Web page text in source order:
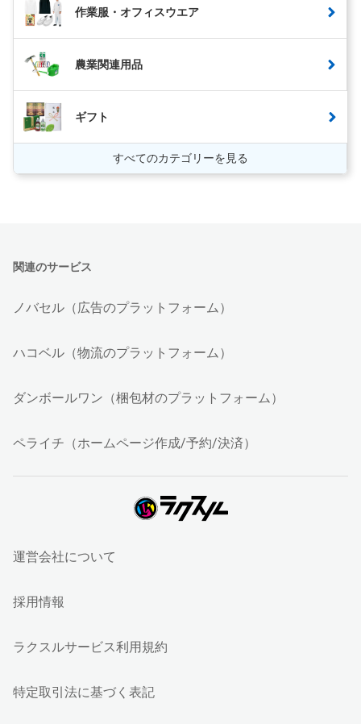
作業服・オフィスウエア
農業関連用品
ギフト
すべてのカテゴリーを見る
関連のサービス
ノバセル（広告のプラットフォーム）
ハコベル（物流のプラットフォーム）
ダンボールワン（梱包材のプラットフォーム）
ペライチ（ホームページ作成/予約/決済）
運営会社について
採用情報
ラクスルサービス利用規約
特定取引法に基づく表記